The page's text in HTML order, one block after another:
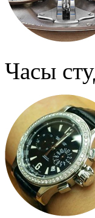
Часы